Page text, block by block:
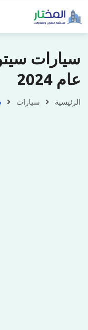
سيارات
عام 2024
الرئيسية سيارات